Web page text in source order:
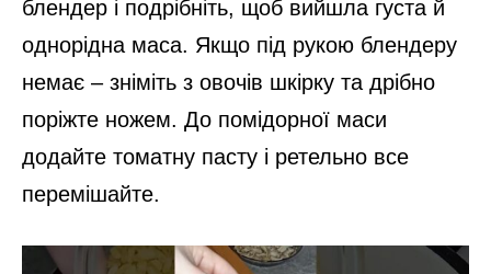
Почистіть ріпчасту цибулю та поріжте її